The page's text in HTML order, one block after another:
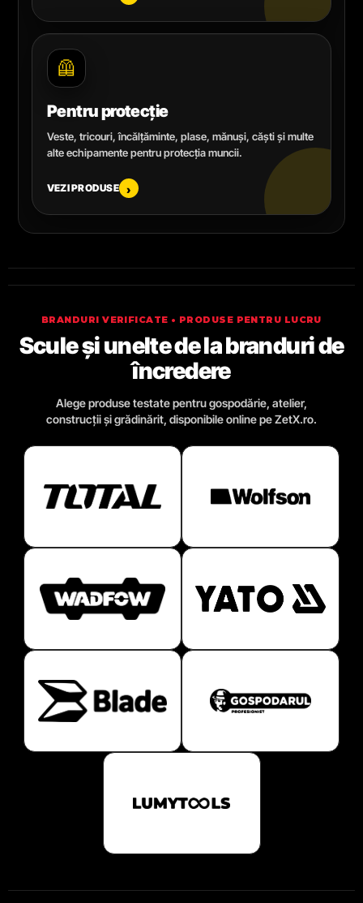
🦺
Pentru protecție
Veste, tricouri, încălțăminte, plase, mănuși, căști și multe
alte echipamente pentru protecția muncii.
VEZI PRODUSE ›
BRANDURI VERIFICATE • PRODUSE PENTRU LUCRU
Scule și unelte de la branduri de
încredere
Alege produse testate pentru gospodărie, atelier,
construcții și grădinărit, disponibile online pe ZetX.ro.